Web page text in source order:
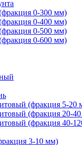
0-300 мм)
0-400 мм)
0-500 мм)
0-600 мм)
(фракция 5-20
(фракция 20-
(фракция 40-
3-10 мм)